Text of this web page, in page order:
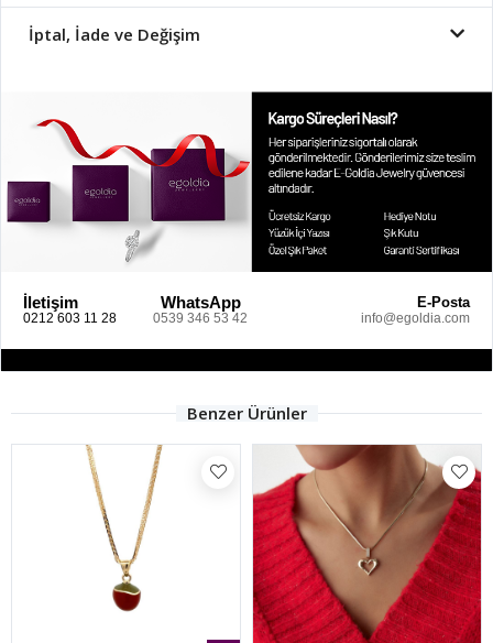
İptal, İade ve Değişim
İletişim
0212 603 11 28
WhatsApp
0539 346 53 42
E-Posta
info@egoldia.com
Benzer Ürünler